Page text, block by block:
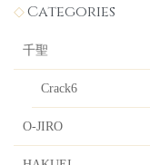
Categories
千聖
Crack6
O-JIRO